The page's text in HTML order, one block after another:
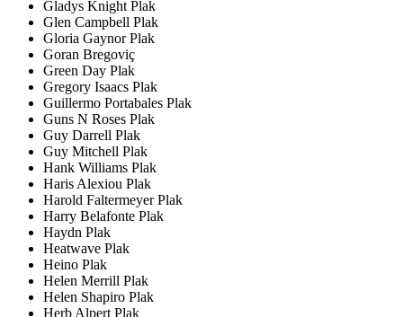
Gladys Knight Plak
Glen Campbell Plak
Gloria Gaynor Plak
Goran Bregoviç
Green Day Plak
Gregory Isaacs Plak
Guillermo Portabales Plak
Guns N Roses Plak
Guy Darrell Plak
Guy Mitchell Plak
Hank Williams Plak
Haris Alexiou Plak
Harold Faltermeyer Plak
Harry Belafonte Plak
Haydn Plak
Heatwave Plak
Heino Plak
Helen Merrill Plak
Helen Shapiro Plak
Herb Alpert Plak